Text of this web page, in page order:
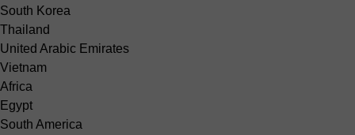
South Korea
Thailand
United Arabic Emirates
Vietnam
Africa
Egypt
South America